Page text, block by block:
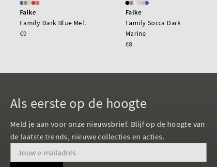
Falke
Family Dark Blue Mel.
€9
Falke
Family Socca Dark
Marine
€8
Als eerste op de hoogte
Meld je aan voor onze nieuwsbrief. Blijf op de hoogte van
de laatste trends, nieuwe collecties en acties.